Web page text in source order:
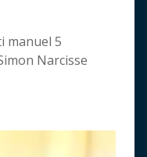
manuel 5
Narcisse